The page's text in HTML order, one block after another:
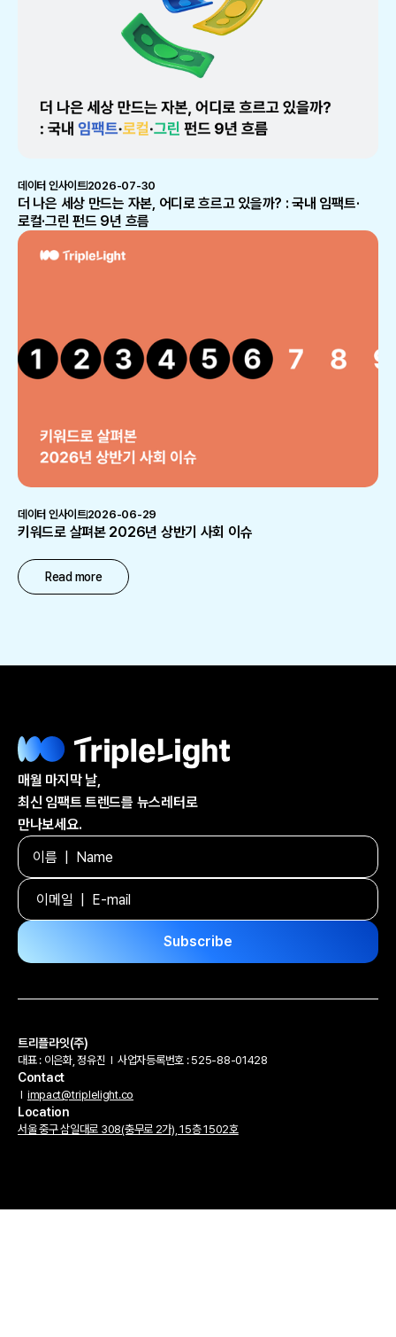
데이터 인사이트2026-07-30
더 나은 세상 만드는 자본, 어디로 흐르고 있을까? : 국내 임팩트·
로컬·그린 펀드 9년 흐름
데이터 인사이트2026-06-29
키워드로 살펴본 2026년 상반기 사회 이슈
Read more
매월 마지막 날,
최신 임팩트 트렌드를 뉴스레터로
만나보세요.
트리플라잇(주)
대표 : 이은화, 정유진 l 사업자등록번호 : 525-88-01428
Contact
l impact@triplelight.co
Location
서울 중구 삼일대로 308(충무로 2가), 15층 1502호